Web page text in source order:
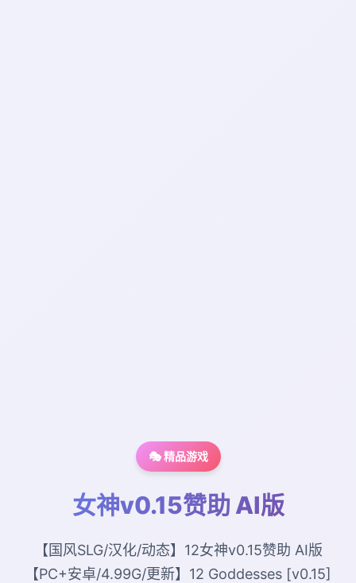
🎭 精品游戏
女神v0.15赞助 AI版
【国风SLG/汉化/动态】12女神v0.15赞助 AI版
【PC+安卓/4.99G/更新】12 Goddesses [v0.15]